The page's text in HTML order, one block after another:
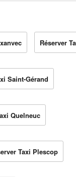
Réserver
Saint-Gérand
Quelneuc
Taxi Plescop